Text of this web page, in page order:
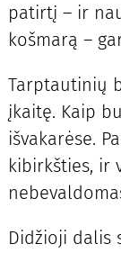
patirtį – ir
košmarą –
Tarptautinių
įkaitę. Kaip
išvakarėse.
kibirkšties, ir
Didžioji dalis